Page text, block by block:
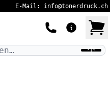
E-Mail: info@tonerdruck.ch
eingeben…